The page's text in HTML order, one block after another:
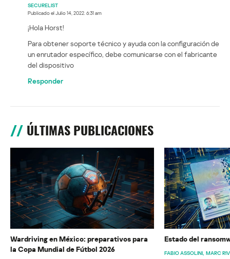
SECURELIST
Publicado elJulio 14, 2022. 6:31 am
¡Hola Horst!
Para obtener soporte técnico y ayuda con la configuración de
un enrutador específico, debe comunicarse con el fabricante
del dispositivo
Responder
ÚLTIMAS PUBLICACIONES
Wardriving en México: preparativos para
la Copa Mundial de Fútbol 2026
Estado del
FABIO ASSOLINI MARC